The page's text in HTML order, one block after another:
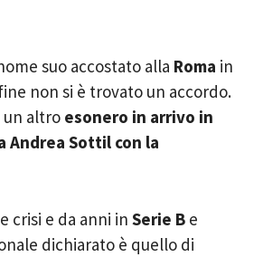
suo accostato alla Roma in
non si è trovato un accordo.
un altro esonero in arrivo in
Andrea Sottil con la
crisi e da anni in Serie B e
dichiarato è quello di